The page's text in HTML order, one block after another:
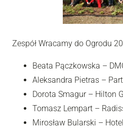
Zespół Wracamy do Ogrodu
Beata Pączkowska –
Aleksandra Pietras –
Dorota Smagur – Hilton
Tomasz Lempart –
Mirosław Bularski –